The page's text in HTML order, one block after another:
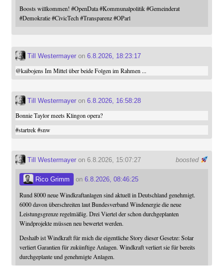
Boosts willkommen! #OpenData #Kommunalpolitik #Gemeinderat
#Demokratie #CivicTech #Transparenz #OParl
Till Westermayeron 6.8.2026, 18:23:17
@kaibojensIm Mittel über beide Folgen im Rahmen ...
Till Westermayeron 6.8.2026, 16:58:28
Bonnie Taylor meets Klingon opera?
#startrek #snw
boosted
Till Westermayeron 6.8.2026, 15:07:27
Rico Grimm on 6.8.2026, 08:46:25
Rund 8000 neue Windkraftanlagen sind aktuell in Deutschland genehmigt.
6000 davon überschreiten laut Bundesverband Windenergie die neue
Leistungsgrenze regelmäßig. Drei Viertel der schon durchgeplanten
Windprojekte müssen neu bewertet werden.
Deshalb ist Windkraft für mich die eigentliche Story dieser Gesetze: Solar
verliert Garantien für zukünftige Anlagen. Windkraft verliert sie für bereits
durchgeplante und genehmigte Anlagen.